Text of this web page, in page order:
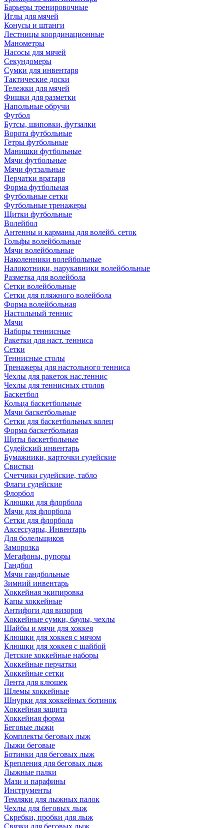
Барьеры тренировочные
Иглы для мячей
Конусы и штанги
Лестницы координационные
Манометры
Насосы для мячей
Секундомеры
Сумки для инвентаря
Тактические доски
Тележки для мячей
Фишки для разметки
Напольные обручи
Футбол
Бутсы, шиповки, футзалки
Ворота футбольные
Гетры футбольные
Манишки футбольные
Мячи футбольные
Мячи футзальные
Перчатки вратаря
Форма футбольная
Футбольные сетки
Футбольные тренажеры
Щитки футбольные
Волейбол
Антенны и карманы для волейб. сеток
Гольфы волейбольные
Мячи волейбольные
Наколенники волейбольные
Налокотники, нарукавники волейбольные
Разметка для волейбола
Сетки волейбольные
Сетки для пляжного волейбола
Форма волейбольная
Настольный теннис
Мячи
Наборы теннисные
Ракетки для наст. тенниса
Сетки
Теннисные столы
Тренажеры для настольного тенниса
Чехлы для ракеток нас.теннис
Чехлы для теннисных столов
Баскетбол
Кольца баскетбольные
Мячи баскетбольные
Сетки для баскетбольных колец
Форма баскетбольная
Щиты баскетбольные
Судейский инвентарь
Бумажники, карточки судейские
Свистки
Счетчики судейские, табло
Флаги судейские
Флорбол
Клюшки для флорбола
Мячи для флорбола
Сетки для флорбола
Аксессуары, Инвентарь
Для болельщиков
Заморозка
Мегафоны, рупоры
Гандбол
Мячи гандбольные
Зимний инвентарь
Хоккейная экипировка
Капы хоккейные
Антифоги для визоров
Хоккейные сумки, баулы, чехлы
Шайбы и мячи для хоккея
Клюшки для хоккея с мячом
Клюшки для хоккея с шайбой
Детские хоккейные наборы
Хоккейные перчатки
Хоккейные сетки
Лента для клюшек
Шлемы хоккейные
Шнурки для хоккейных ботинок
Хоккейная защита
Хоккейная форма
Беговые лыжи
Комплекты беговых лыж
Лыжи беговые
Ботинки для беговых лыж
Крепления для беговых лыж
Лыжные палки
Мази и парафины
Инструменты
Темляки для лыжных палок
Чехлы для беговых лыж
Скребки, пробки для лыж
Связки для беговых лыж